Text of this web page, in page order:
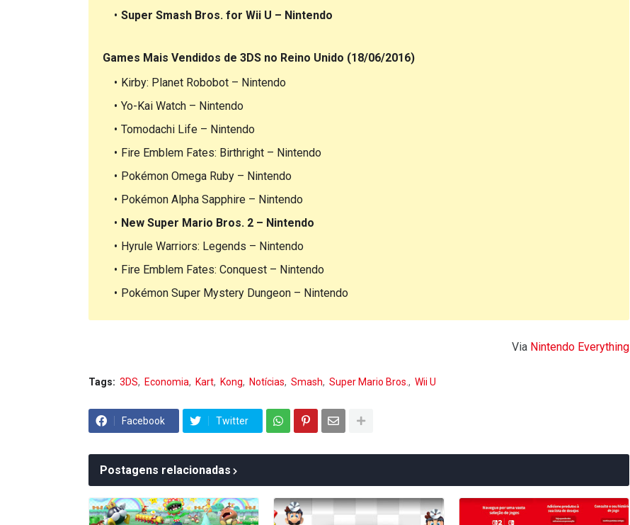
Super Smash Bros. for Wii U – Nintendo
Games Mais Vendidos de 3DS no Reino Unido (18/06/2016)
Kirby: Planet Robobot – Nintendo
Yo-Kai Watch – Nintendo
Tomodachi Life – Nintendo
Fire Emblem Fates: Birthright – Nintendo
Pokémon Omega Ruby – Nintendo
Pokémon Alpha Sapphire – Nintendo
New Super Mario Bros. 2 – Nintendo
Hyrule Warriors: Legends – Nintendo
Fire Emblem Fates: Conquest – Nintendo
Pokémon Super Mystery Dungeon – Nintendo
Via Nintendo Everything
Tags: 3DS Economia Kart Kong Notícias Smash Super Mario Bros. Wii U
Facebook Twitter
Postagens relacionadas